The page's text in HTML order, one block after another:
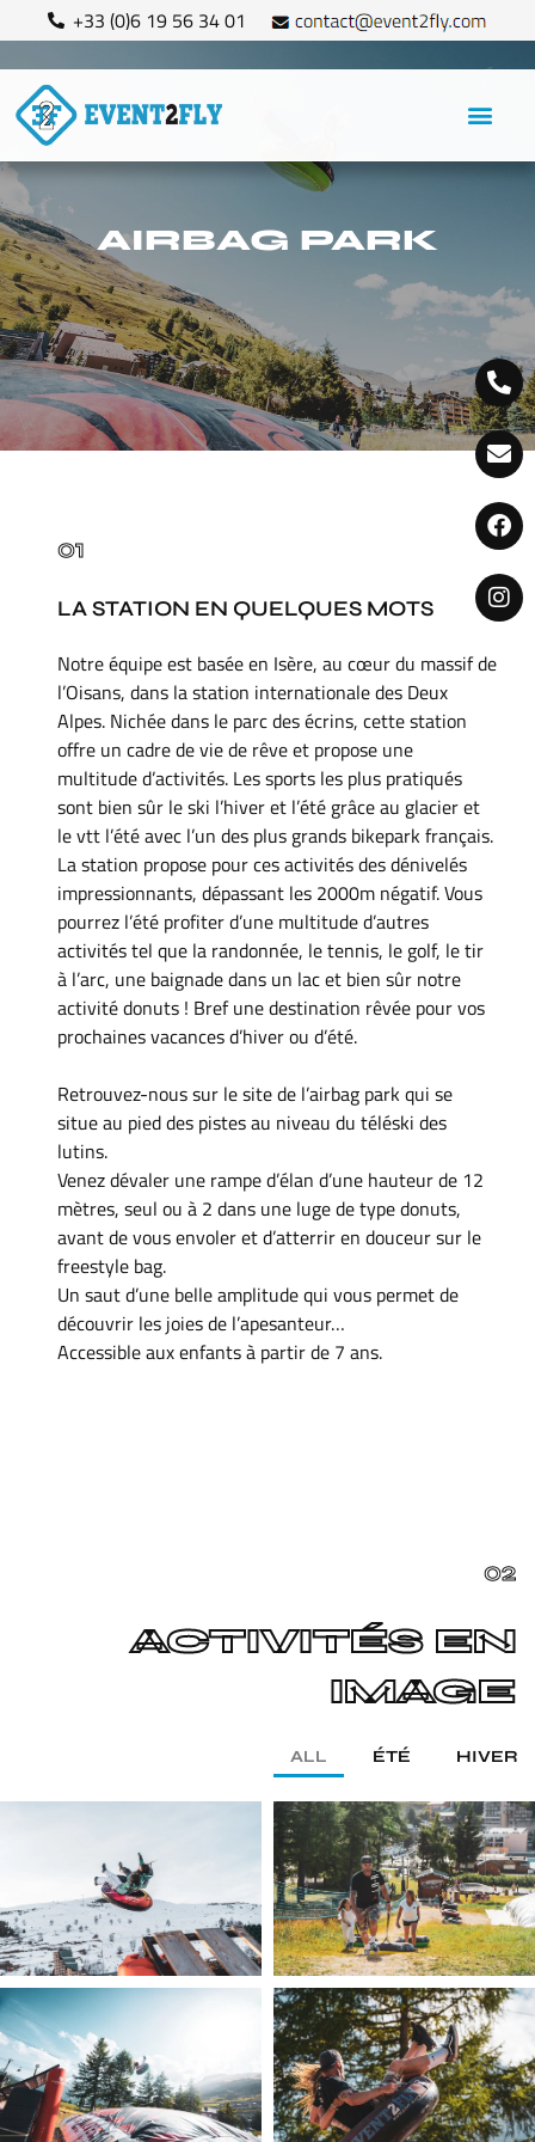
+33 (0)6 19 56 34 01
AIRBAG PARK
01
LA STATION EN QUELQUES MOTS
Notre équipe est basée en Isère, au cœur du massif de
l’Oisans, dans la station internationale des Deux
Alpes. Nichée dans le parc des écrins, cette station
offre un cadre de vie de rêve et propose une
multitude d’activités. Les sports les plus pratiqués
sont bien sûr le ski l’hiver et l’été grâce au glacier et
le vtt l’été avec l’un des plus grands bikepark français.
La station propose pour ces activités des dénivelés
impressionnants, dépassant les 2000m négatif. Vous
pourrez l’été profiter d’une multitude d’autres
activités tel que la randonnée, le tennis, le golf, le tir
à l’arc, une baignade dans un lac et bien sûr notre
activité donuts ! Bref une destination rêvée pour vos
prochaines vacances d’hiver ou d’été.
Retrouvez-nous sur le site de l’airbag park qui se
situe au pied des pistes au niveau du téléski des
lutins.
Venez dévaler une rampe d’élan d’une hauteur de 12
mètres, seul ou à 2 dans une luge de type donuts,
avant de vous envoler et d’atterrir en douceur sur le
freestyle bag.
Un saut d’une belle amplitude qui vous permet de
découvrir les joies de l’apesanteur…
Accessible aux enfants à partir de 7 ans.
02
ACTIVITÉS EN
IMAGE
ALL ÉTÉ HIVER